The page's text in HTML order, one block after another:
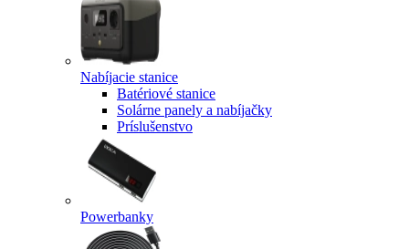
Nabíjacie stanice
Batériové stanice
Solárne panely a nabíjačky
Príslušenstvo
Powerbanky